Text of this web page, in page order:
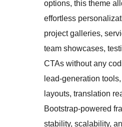
options, this theme
effortless
project galleries,
team showcases,
CTAs without any
lead-generation
layouts, translation
Bootstrap-powered
stability, scalability,